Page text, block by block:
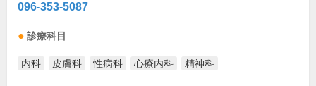
096-353-5087
診療科目
内科 皮膚科 性病科 心療内科 精神科